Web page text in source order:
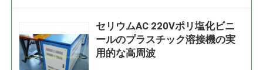
セリウムAC 220Vポリ塩化ビニ
ールのプラスチック溶接機の実
用的な高周波